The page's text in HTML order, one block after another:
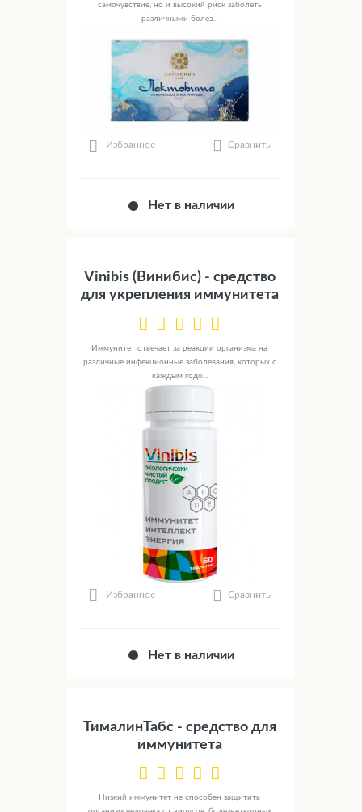
самочувствие, но и высокий риск заболеть
различными болез...
Избранное Сравнить
Нет в наличии
Vinibis (Винибис) - средство
для укрепления иммунитета
Иммунитет отвечает за реакции организма на
различные инфекционные заболевания, которых с
каждым годо...
Избранное Сравнить
Нет в наличии
ТималинТабс - средство для
иммунитета
Низкий иммунитет не способен защитить